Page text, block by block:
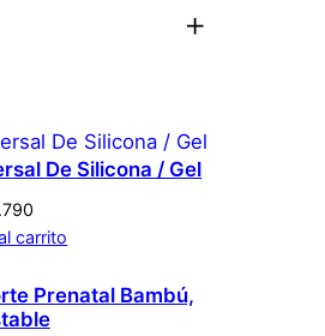
Genérica
en
Flores –
Solo los usuarios
comprado este
una valoración.
De Silicona / Gel
carrito
Prenatal Bambú,